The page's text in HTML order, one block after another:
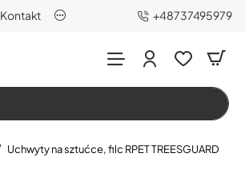
Kontakt +48737495979
Uchwyty na sztućce, filc RPET TREESGUARD